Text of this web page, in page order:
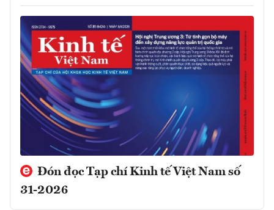
Đón đọc Tạp chí Kinh tế Việt Nam số
31-2026